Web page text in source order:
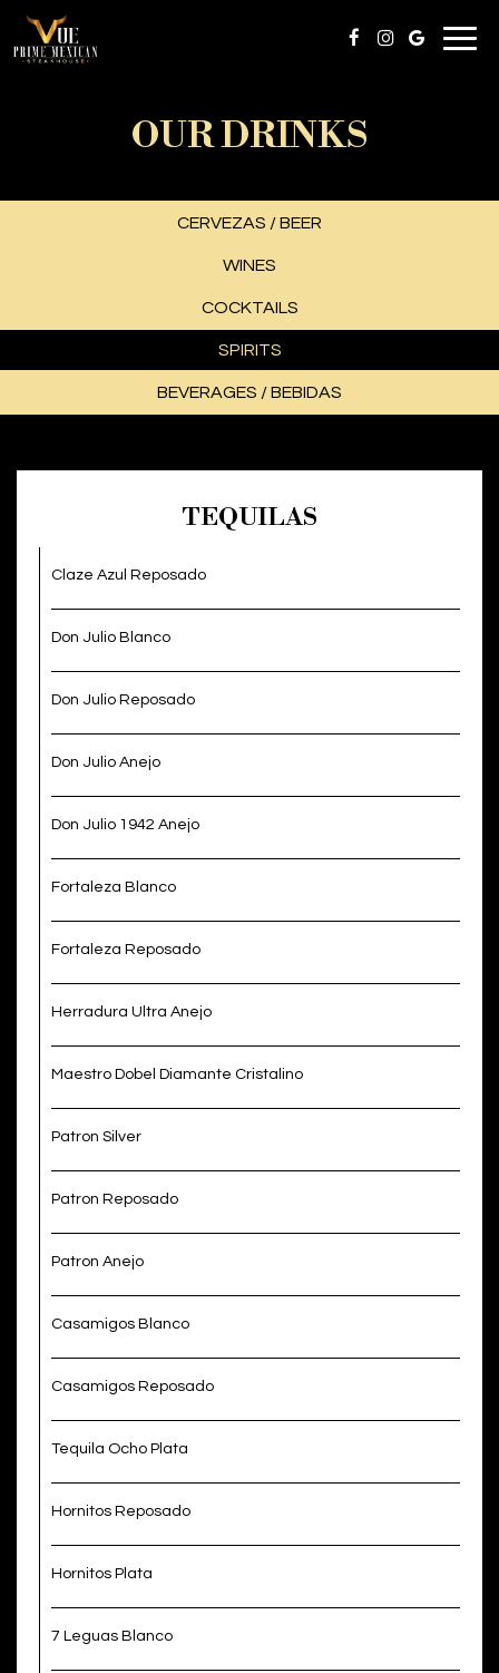
OUR DRINKS
CERVEZAS / BEER
WINES
COCKTAILS
SPIRITS
BEVERAGES / BEBIDAS
TEQUILAS
Claze Azul Reposado
Don Julio Blanco
Don Julio Reposado
Don Julio Anejo
Don Julio 1942 Anejo
Fortaleza Blanco
Fortaleza Reposado
Herradura Ultra Anejo
Maestro Dobel Diamante Cristalino
Patron Silver
Patron Reposado
Patron Anejo
Casamigos Blanco
Casamigos Reposado
Tequila Ocho Plata
Hornitos Reposado
Hornitos Plata
7 Leguas Blanco